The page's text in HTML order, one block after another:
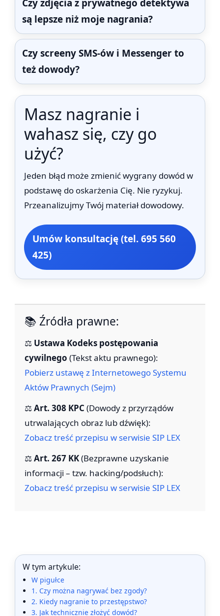
Czy zdjęcia z prywatnego detektywa
są lepsze niż moje nagrania?
Czy screeny SMS-ów i Messenger to
też dowody?
Masz nagranie i
wahasz się, czy go
użyć?
Jeden błąd może zmienić wygrany dowód w
podstawę do oskarżenia Cię. Nie ryzykuj.
Przeanalizujmy Twój materiał dowodowy.
Umów konsultację (tel. 695 560
425)
📚 Źródła prawne:
⚖️ Ustawa Kodeks postępowania
cywilnego (Tekst aktu prawnego):
Pobierz ustawę z Internetowego Systemu
Aktów Prawnych (Sejm)
⚖️Art. 308 KPC (Dowody z przyrządów
utrwalających obraz lub dźwięk):
Zobacz treść przepisu w serwisie SIP LEX
⚖️Art. 267 KK(Bezprawne uzyskanie
informacji – tzw. hacking/podsłuch):
Zobacz treść przepisu w serwisie SIP LEX
W tym artykule:
W pigułce
1. Czy można nagrywać bez zgody?
2. Kiedy nagranie to przestępstwo?
3. Jak technicznie złożyć dowód?